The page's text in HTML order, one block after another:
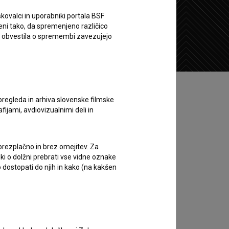
Želim si ogledati ta film
in uporabniki portala BSF
tako, da spremenjeno različico
o spremembi zavezujejo
in arhiva slovenske filmske
avdiovizualnimi deli in
in brez omejitev. Za
o dolžni prebrati vse vidne oznake
do njih in kako (na kakšen